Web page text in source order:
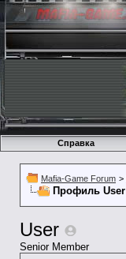
Справка
Mafia-Game Forum >
Профиль User
User
Senior Member